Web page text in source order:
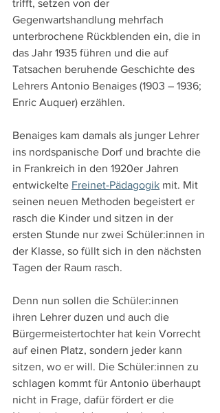
trifft, setzen von der
Gegenwartshandlung mehrfach
unterbrochene Rückblenden ein, die in
das Jahr 1935 führen und die auf
Tatsachen beruhende Geschichte des
Lehrers Antonio Benaiges (1903 – 1936;
Enric Auquer) erzählen.
Benaiges kam damals als junger Lehrer
ins nordspanische Dorf und brachte die
in Frankreich in den 1920er Jahren
entwickelte Freinet-Pädagogik mit. Mit
seinen neuen Methoden begeistert er
rasch die Kinder und sitzen in der
ersten Stunde nur zwei Schüler:innen in
der Klasse, so füllt sich in den nächsten
Tagen der Raum rasch.
Denn nun sollen die Schüler:innen
ihren Lehrer duzen und auch die
Bürgermeistertochter hat kein Vorrecht
auf einen Platz, sondern jeder kann
sitzen, wo er will. Die Schüler:innen zu
schlagen kommt für Antonio überhaupt
nicht in Frage, dafür fördert er die